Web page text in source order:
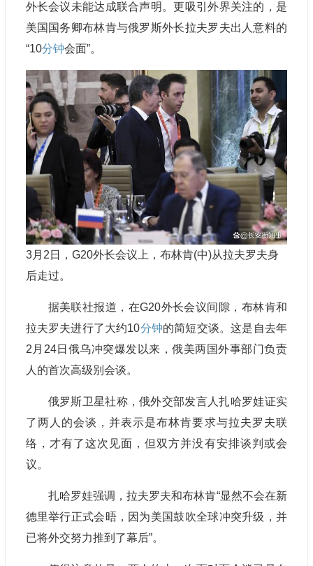
外长会议未能达成联合声明。更吸引外界关注的，是
美国国务卿布林肯与俄罗斯外长拉夫罗夫出人意料的
“10分钟会面”。
3月2日，G20外长会议上，布林肯(中)从拉夫罗夫身
后走过。
据美联社报道，在G20外长会议间隙，布林肯和
拉夫罗夫进行了大约10分钟的简短交谈。这是自去年
2月24日俄乌冲突爆发以来，俄美两国外事部门负责
人的首次高级别会谈。
俄罗斯卫星社称，俄外交部发言人扎哈罗娃证实
了两人的会谈，并表示是布林肯要求与拉夫罗夫联
络，才有了这次见面，但双方并没有安排谈判或会
议。
扎哈罗娃强调，拉夫罗夫和布林肯“显然不会在新
德里举行正式会晤，因为美国鼓吹全球冲突升级，并
已将外交努力推到了幕后”。